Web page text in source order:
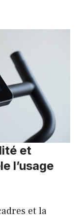
et
l’usage
et la